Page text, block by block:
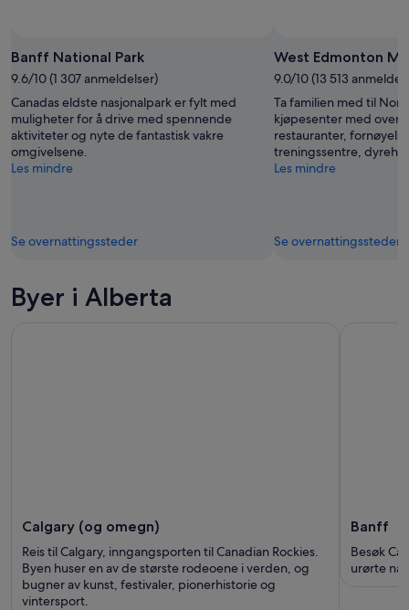
(fri
bruk):
Banff
Lake
Louise
Tourism
Banff National Park
9.6/10 (1 307 anmeldelser)
Canadas eldste nasjonalpark er fylt med
muligheter for å drive med spennende
aktiviteter og nyte de fantastisk vakre
omgivelsene.
Les mindre
Se overnattingssteder
West Edmonton
9.0/10 (13 513
Ta familien med til
kjøpesenter med over
restauranter,
treningssentre,
Les mindre
Se overnattingssteder
Byer i Alberta
Calgary (og omegn)
Reis til Calgary, inngangsporten til Canadian Rockies.
Byen huser en av de største rodeoene i verden, og
bugner av kunst, festivaler, pionerhistorie og
vintersport.
Banff
Besøk
urørte